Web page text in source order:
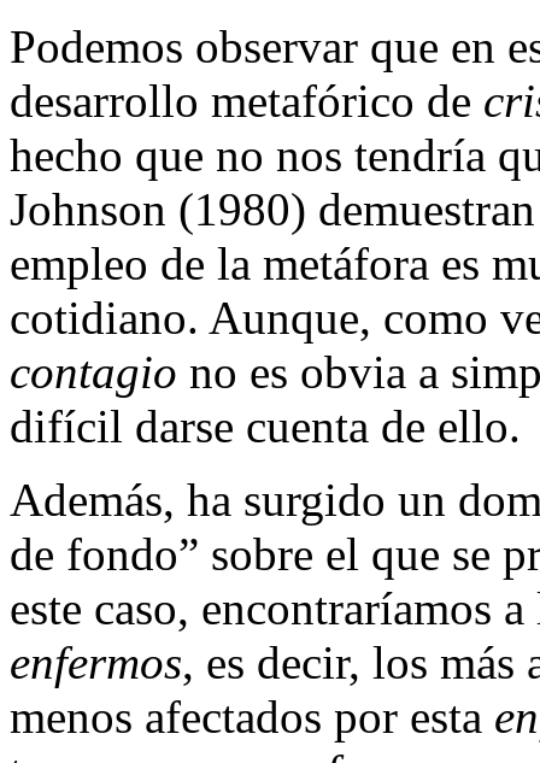
Podemos observar que en
desarrollo metafórico de
hecho que no nos tendría
Johnson (1980)
empleo de la metáfora es
cotidiano. Aunque, como
contagio no es obvia a
difícil darse cuenta de ello.
Además, ha surgido un
de fondo” sobre el que se
este caso, encontraríamos
enfermos, es decir, los más
menos afectados por esta